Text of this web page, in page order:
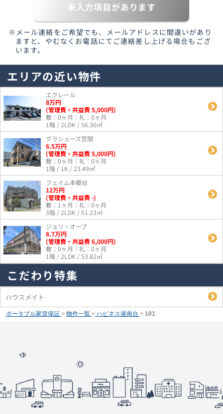
未入力項目があります
※メール連絡をご希望でも、メールアドレスに間違いがあり
ますと、やむなくお電話にてご連絡差し上げる場合もござ
います。
エリアの近い物件
エクレール
8万円
(管理費・共益費 5,000円)
敷：0ヶ月｜礼：0ヶ月
1階 / 2LDK / 56.30㎡
グラシューズ笠間
6.5万円
(管理費・共益費 5,000円)
敷：0ヶ月｜礼：0ヶ月
1階 / 1K / 23.49㎡
フェイム本郷台
12万円
(管理費・共益費 -)
敷：1ヶ月｜礼：0ヶ月
3階 / 2LDK / 51.23㎡
ジョリ・オーブ
8.7万円
(管理費・共益費 6,000円)
敷：0ヶ月｜礼：0ヶ月
1階 / 2LDK / 53.82㎡
こだわり特集
ハウスメイト
ポータブル家賃保証 > 物件一覧 > ハピネス港南台 > 101